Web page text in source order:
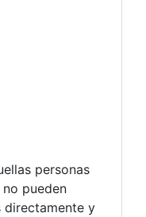
personas
pueden
directamente y